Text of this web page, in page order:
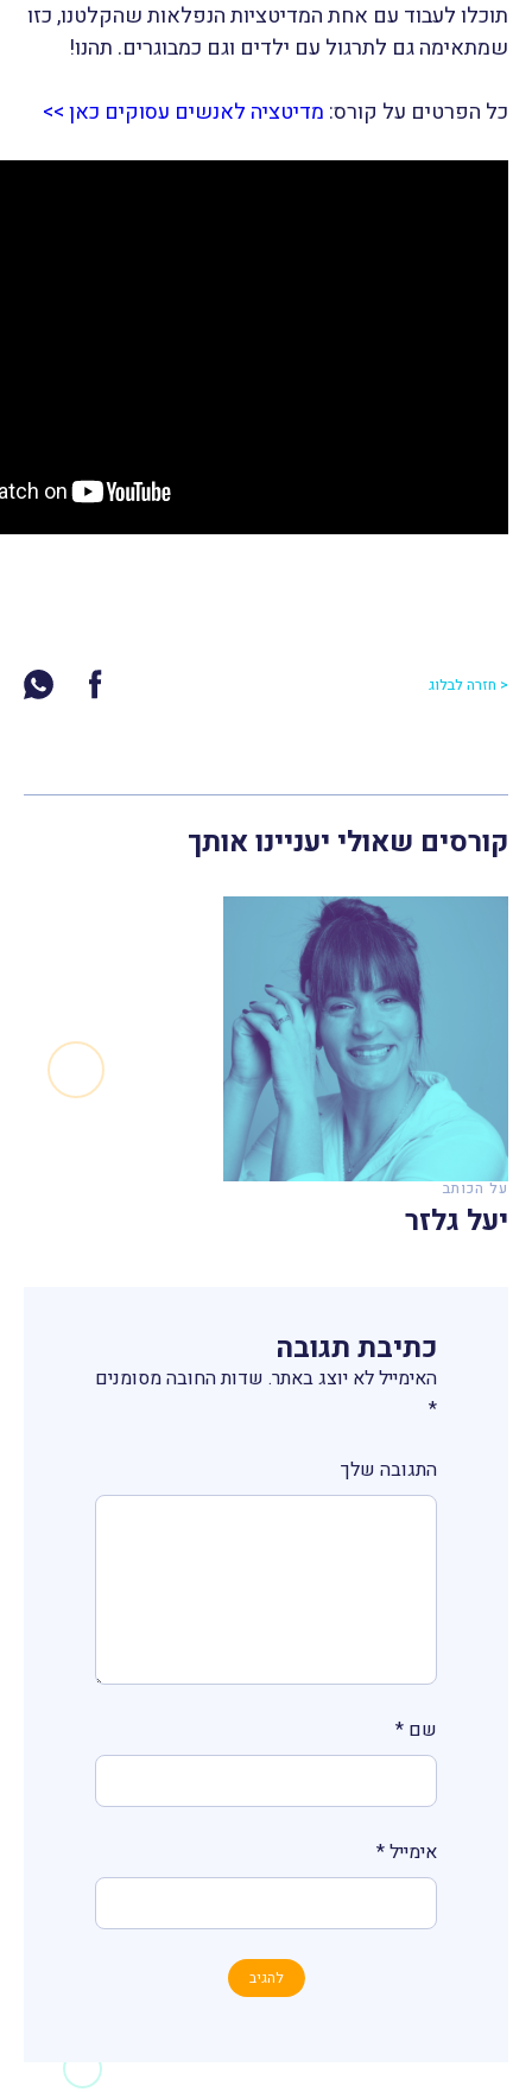
תוכלו לעבוד עם אחת המדיטציות הנפלאות שהקלטנו, כזו
שמתאימה גם לתרגול עם ילדים וגם כמבוגרים. תהנו!
כל הפרטים על קורס: מדיטציה לאנשים עסוקים כאן >>
< חזרה לבלוג
קורסים שאולי יעניינו אותך
על הכותב
יעל גלזר
כתיבת תגובה
האימייל לא יוצג באתר. שדות החובה מסומנים
*
התגובה שלך
שם *
אימייל*